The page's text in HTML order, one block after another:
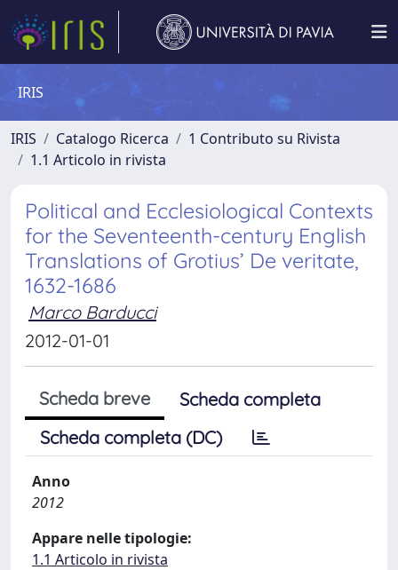
IRIS
IRIS Catalogo Ricerca
1 Contributo su Rivista
1.1 Articolo in rivista
Political and Ecclesiological Contexts
for the Seventeenth-century English
Translations of Grotius’ De veritate,
1632-1686
Marco Barducci
2012-01-01
Scheda breve
Scheda completa
Scheda completa (DC)
Anno
2012
Appare nelle tipologie:
1.1 Articolo in rivista